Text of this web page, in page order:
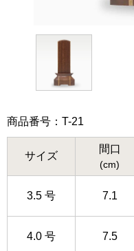
商品番号：T-21
サイズ
間口
(cm)
3.5 号 7.1
4.0 号 7.5